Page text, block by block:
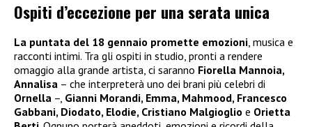
Ospiti d’eccezione per una serata unica
La puntata del 18 gennaio promette emozioni, musica e
racconti intimi. Tra gli ospiti in studio, pronti a rendere
omaggio alla grande artista, ci saranno Fiorella Mannoia,
Annalisa – che interpreterà uno dei brani più celebri di
Ornella –, Gianni Morandi, Emma, Mahmood, Francesco
Gabbani, Diodato, Elodie, Cristiano Malgioglio e Orietta